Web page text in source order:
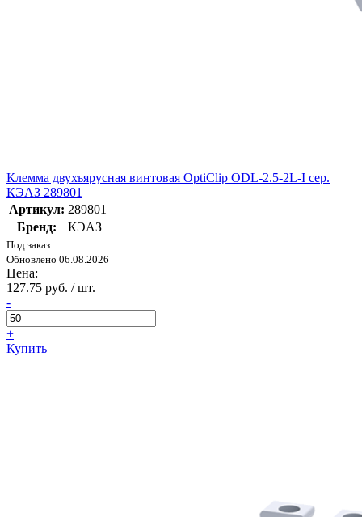
Клемма двухъярусная винтовая OptiClip ODL-2.5-2L-I сер.
КЭАЗ 289801
Артикул: 289801
Бренд:
КЭАЗ
Под заказ
Обновлено 06.08.2026
Цена:
127.75 руб. / шт.
-
+
Купить